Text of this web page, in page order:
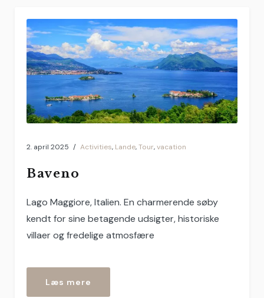
2. april 2025 Activities, Lande,Tour,vacation
Baveno
Lago Maggiore, Italien. En charmerende søby
kendt for sine betagende udsigter, historiske
villaer og fredelige atmosfære
Læs mere